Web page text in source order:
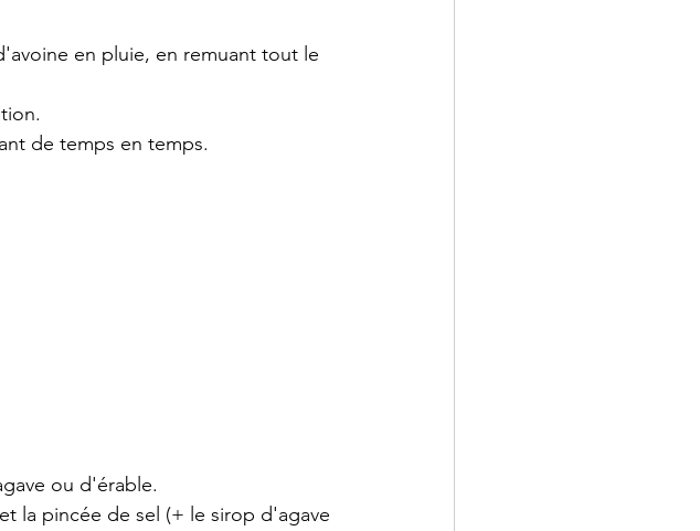
en pluie, en remuant tout le
de temps en temps.
ou d'érable.
la pincée de sel (+ le sirop d'agave